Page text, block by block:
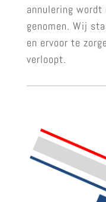
annulering
genomen. Wij
en ervoor te
verloopt.